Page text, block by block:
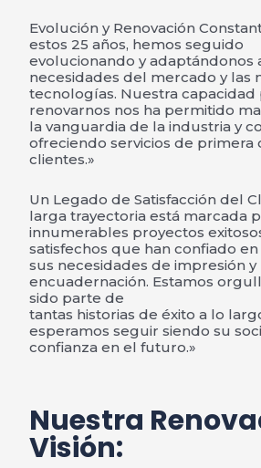
Evolución y Renovación
estos 25 años, hemos seguido
evolucionando y adaptándonos
necesidades del mercado y las
tecnologías. Nuestra capacidad
renovarnos nos ha permitido
la vanguardia de la industria y
ofreciendo servicios de primera
clientes.»
Un Legado de Satisfacción del
larga trayectoria está marcada
innumerables proyectos
satisfechos que han confiado
sus necesidades de impresión y
encuadernación. Estamos
sido parte de
tantas historias de éxito a lo
esperamos seguir siendo su
confianza en el futuro.»
Nuestra
Visión: